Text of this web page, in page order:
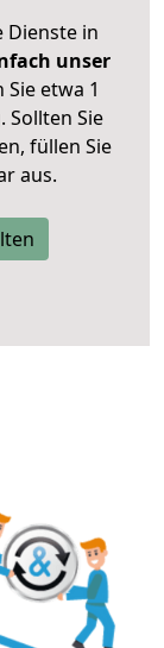
Dienste in
unser
etwa 1
Sollten Sie
füllen Sie
aus.